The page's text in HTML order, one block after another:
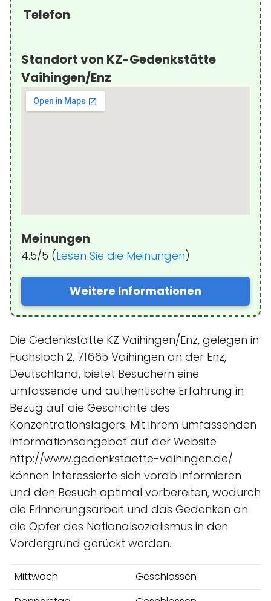
Telefon
Standort von KZ-Gedenkstätte
Vaihingen/Enz
Meinungen
4.5/5 (Lesen Sie die Meinungen)
Weitere Informationen
Die Gedenkstätte KZ Vaihingen/Enz, gelegen in
Fuchsloch 2, 71665 Vaihingen an der Enz,
Deutschland, bietet Besuchern eine
umfassende und authentische Erfahrung in
Bezug auf die Geschichte des
Konzentrationslagers. Mit ihrem umfassenden
Informationsangebot auf der Website
http://www.gedenkstaette-vaihingen.de/
können Interessierte sich vorab informieren
und den Besuch optimal vorbereiten, wodurch
die Erinnerungsarbeit und das Gedenken an
die Opfer des Nationalsozialismus in den
Vordergrund gerückt werden.
Mittwoch
Geschlossen